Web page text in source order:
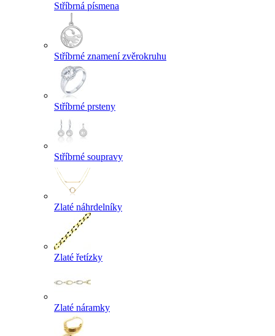
Stříbrná písmena
Stříbrné znamení zvěrokruhu
Stříbrné prsteny
Stříbrné soupravy
Zlaté náhrdelníky
Zlaté řetízky
Zlaté náramky